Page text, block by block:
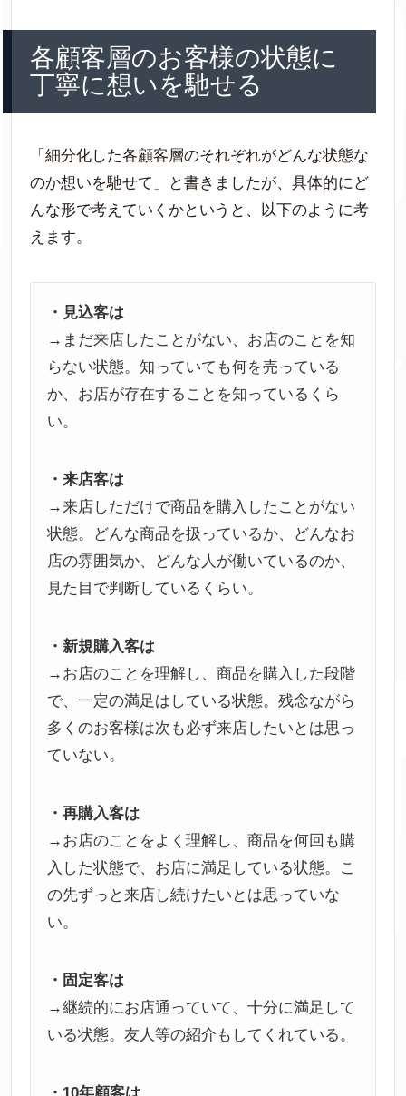
各顧客層のお客様の状態に
丁寧に想いを馳せる
「細分化した各顧客層のそれぞれがどんな状態な
のか想いを馳せて」と書きましたが、具体的にど
んな形で考えていくかというと、以下のように考
えます。
・見込客は
→まだ来店したことがない、お店のことを知
らない状態。知っていても何を売っている
か、お店が存在することを知っているくら
い。
・来店客は
→来店しただけで商品を購入したことがない
状態。どんな商品を扱っているか、どんなお
店の雰囲気か、どんな人が働いているのか、
見た目で判断しているくらい。
・新規購入客は
→お店のことを理解し、商品を購入した段階
で、一定の満足はしている状態。残念ながら
多くのお客様は次も必ず来店したいとは思っ
ていない。
・再購入客は
→お店のことをよく理解し、商品を何回も購
入した状態で、お店に満足している状態。こ
の先ずっと来店し続けたいとは思っていな
い。
・固定客は
→継続的にお店通っていて、十分に満足して
いる状態。友人等の紹介もしてくれている。
・10年顧客は